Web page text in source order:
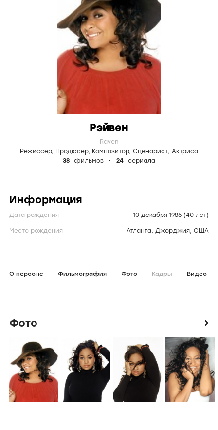
Рэйвен
Raven
Режиссер, Продюсер, Композитор, Сценарист, Актриса
38
фильмов 24 сериала
Информация
Дата рождения 10 декабря 1985 (40 лет)
Место рождения Атланта, Джорджия, США
О персоне Фильмография Фото Кадры Видео
Фото icon